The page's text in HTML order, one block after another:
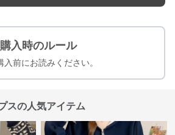
購入時のルール
入前にお読みください。
スの人気アイテム